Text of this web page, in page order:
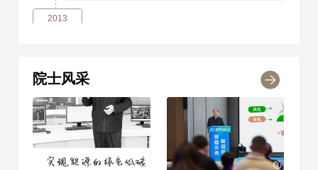
2013
2017
2017年
荣获 国家科学技术进步
奖 一等奖
院士风采